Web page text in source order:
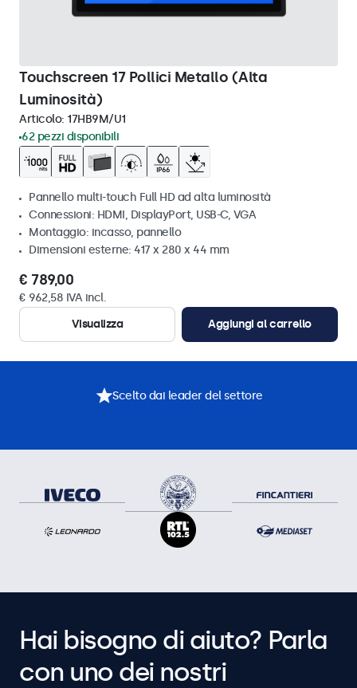
Touchscreen 17 Pollici Metallo (Alta
Luminosità)
Articolo: 17HB9M/U1
62 pezzi disponibili
Pannello multi-touch Full HD ad alta luminosità
Connessioni: HDMI, DisplayPort, USB-C, VGA
Montaggio: incasso, pannello
Dimensioni esterne: 417 x 280 x 44 mm
€ 789,00
€ 962,58 IVA incl.
Visualizza
Aggiungi al carrello
Scelto dai leader del settore
Hai bisogno di aiuto? Parla
con uno dei nostri